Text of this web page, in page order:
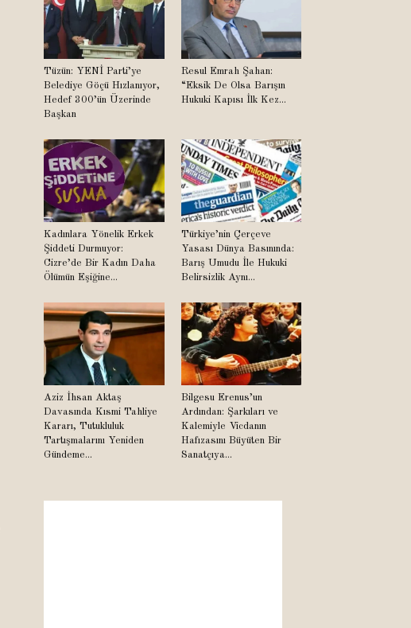
Tüzün: YENİ Parti’ye
Belediye Göçü Hızlanıyor,
Hedef 300’ün Üzerinde
Başkan
Resul Emrah Şahan:
“Eksik De Olsa Barışın
Hukuki Kapısı İlk Kez...
Kadınlara Yönelik Erkek
Şiddeti Durmuyor:
Cizre’de Bir Kadın Daha
Ölümün Eşiğine...
Türkiye’nin Çerçeve
Yasası Dünya Basınında:
Barış Umudu İle Hukuki
Belirsizlik Aynı...
Aziz İhsan Aktaş
Davasında Kısmi Tahliye
Kararı, Tutukluluk
Tartışmalarını Yeniden
Gündeme...
Bilgesu Erenus’un
Ardından: Şarkıları ve
Kalemiyle Vicdanın
Hafızasını Büyüten Bir
Sanatçıya...